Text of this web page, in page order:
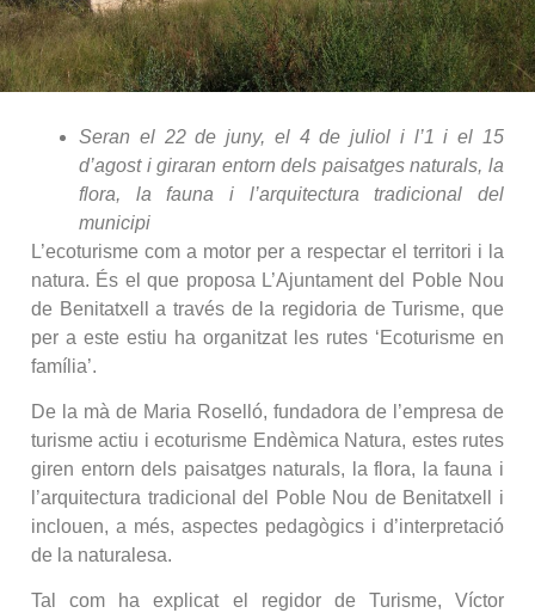
Seran el 22 de juny, el 4 de juliol i l’1 i el 15
d’agost i giraran entorn dels paisatges naturals, la
flora, la fauna i l’arquitectura tradicional del
municipi
L’ecoturisme com a motor per a respectar el territori i la
natura. És el que proposa L’Ajuntament del Poble Nou
de Benitatxell a través de la regidoria de Turisme, que
per a este estiu ha organitzat les rutes ‘Ecoturisme en
família’.
De la mà de Maria Roselló, fundadora de l’empresa de
turisme actiu i ecoturisme Endèmica Natura, estes rutes
giren entorn dels paisatges naturals, la flora, la fauna i
l’arquitectura tradicional del Poble Nou de Benitatxell i
inclouen, a més, aspectes pedagògics i d’interpretació
de la naturalesa.
Tal com ha explicat el regidor de Turisme, Víctor